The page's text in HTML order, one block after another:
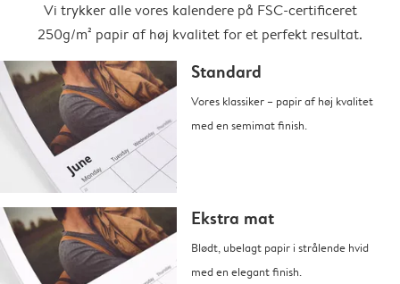
Vi trykker alle vores kalendere på FSC-certificeret
250g/m² papir af høj kvalitet for et perfekt resultat.
Standard
Vores klassiker – papir af høj kvalitet
med en semimat finish.
Ekstra mat
Blødt, ubelagt papir i strålende hvid
med en elegant finish.